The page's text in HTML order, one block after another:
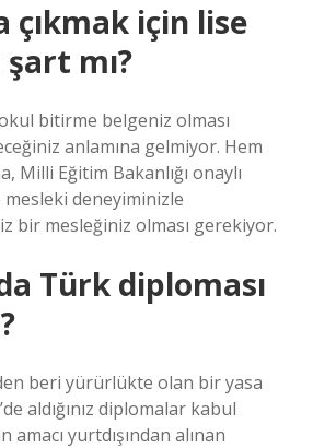
çıkmak için lise
mı?
bitirme belgeniz olması
anlamına gelmiyor. Hem
Milli Eğitim Bakanlığı onaylı
mesleki deneyiminizle
bir mesleğiniz olması gerekiyor.
Türk diploması
beri yürürlükte olan bir yasa
aldığınız diplomalar kabul
amacı yurtdışından alınan